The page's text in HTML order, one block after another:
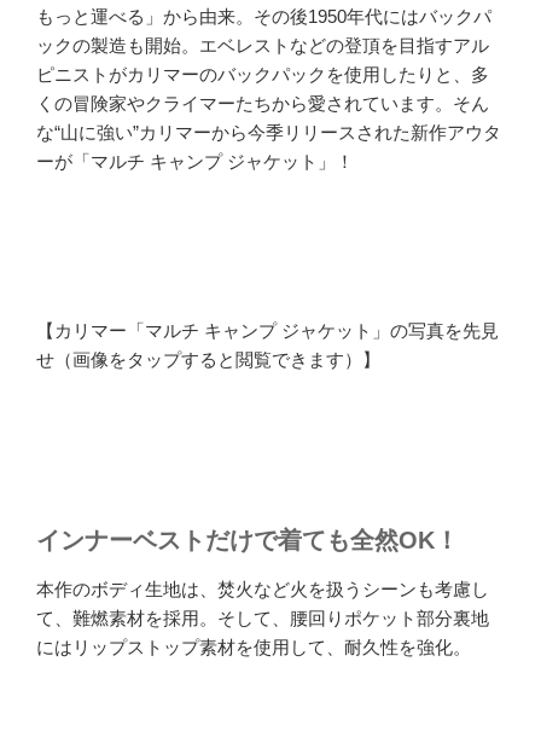
もっと運べる」から由来。その後1950年代にはバックパ
ックの製造も開始。エベレストなどの登頂を目指すアル
ピニストがカリマーのバックパックを使用したりと、多
くの冒険家やクライマーたちから愛されています。そん
な“山に強い”カリマーから今季リリースされた新作アウタ
ーが「マルチ キャンプ ジャケット」！
【カリマー「マルチ キャンプ ジャケット」の写真を先見
せ（画像をタップすると閲覧できます）】
インナーベストだけで着ても全然OK！
本作のボディ生地は、焚火など火を扱うシーンも考慮し
て、難燃素材を採用。そして、腰回りポケット部分裏地
にはリップストップ素材を使用して、耐久性を強化。